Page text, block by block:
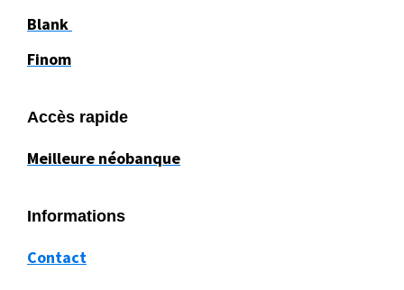
Blank
Finom
Accès rapide
Meilleure néobanque
Informations
Contact